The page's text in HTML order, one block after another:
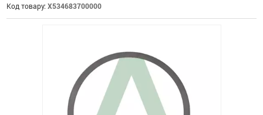
Код товару: X534683700000